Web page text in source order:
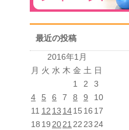
最近の投稿
2016年1月
月 火 水 木 金 土 日
1
2
3
4
5 6 7 8 9
10
11 12 13 1415 16 17
18 19 2021 22 23 24